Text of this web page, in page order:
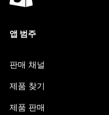
앱 범주
판매 채널
제품 찾기
제품 판매